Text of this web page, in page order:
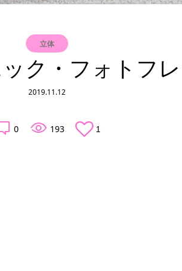
立体
ク・フォトフ
2019.11.12
0 193 1